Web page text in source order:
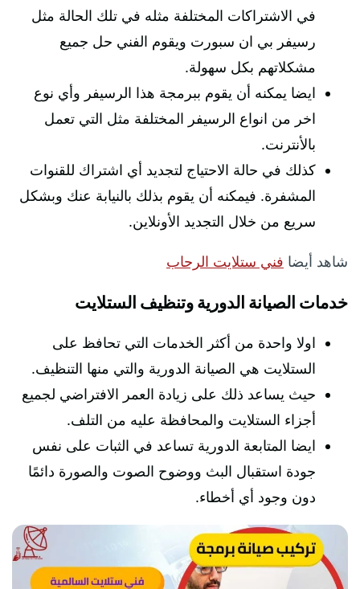
في الاشتراكات المختلفة مثله في تلك الحالة مثل
رسيفر بي ان سبورت ويقوم الفني حل جميع
مشكلاتهم بكل سهولة.
ايضا يمكنه أن يقوم ببرمجة هذا الرسيفر وأي نوع
اخر من انواع الرسيفر المختلفة مثل التي تعمل
بالأنترنت.
كذلك في حالة الاحتياج لتجديد أي اشتراك للقنوات
المشفرة. فيمكنه أن يقوم بذلك بالنيابة عنك وبشكل
سريع من خلال التجديد الأونلاين.
شاهد أيضا فني ستلايت الرحاب
خدمات الصيانة الدورية وتنظيف الستلايت
اولا واحدة من أكثر الخدمات التي تحافظ على
الستلايت هي الصيانة الدورية والتي منها التنظيف.
حيث يساعد ذلك على زيادة العمر الافتراضي لجميع
أجزاء الستلايت والمحافظة عليه من التلف.
ايضا المتابعة الدورية تساعد في الثبات على نفس
جودة استقبال البث ووضوح الصوت والصورة دائمًا
دون وجود أي أخطاء.